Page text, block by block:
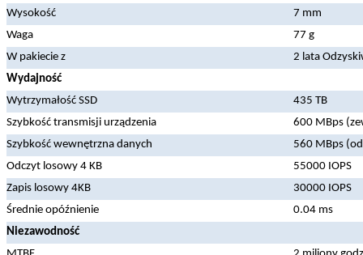
Wysokość
7 mm
Waga
77 g
W pakiecie z
2 lata
Wydajność
Wytrzymałość SSD
435 TB
Szybkość transmisji urządzenia
600 MBps
Szybkość wewnętrzna danych
560 MBps
Odczyt losowy 4 KB
55000 IOPS
Zapis losowy 4KB
30000 IOPS
Średnie opóźnienie
0.04 ms
Niezawodność